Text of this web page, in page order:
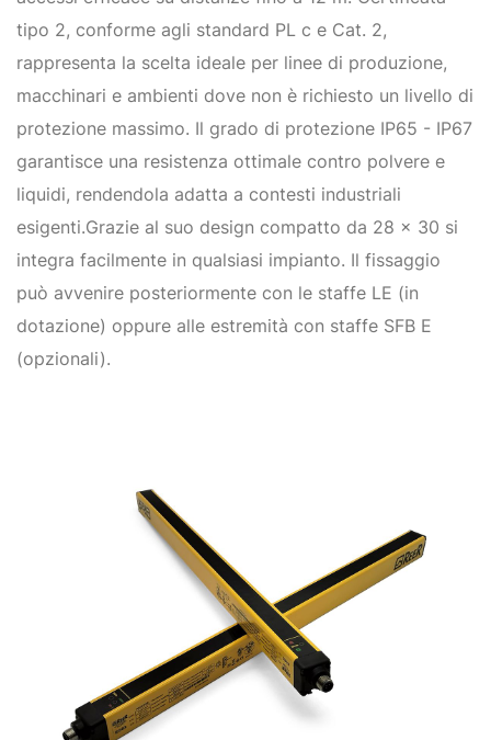
tipo 2, conforme agli standard PL c e Cat. 2,
rappresenta la scelta ideale per linee di produzione,
macchinari e ambienti dove non è richiesto un livello di
protezione massimo. Il grado di protezione IP65 - IP67
garantisce una resistenza ottimale contro polvere e
liquidi, rendendola adatta a contesti industriali
esigenti.Grazie al suo design compatto da 28 x 30 si
integra facilmente in qualsiasi impianto. Il fissaggio
può avvenire posteriormente con le staffe LE (in
dotazione) oppure alle estremità con staffe SFB E
(opzionali).